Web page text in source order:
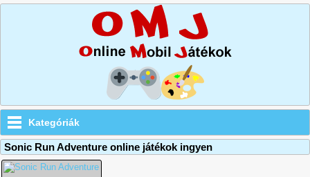
Kategóriák
Sonic Run Adventure online játékok ingyen